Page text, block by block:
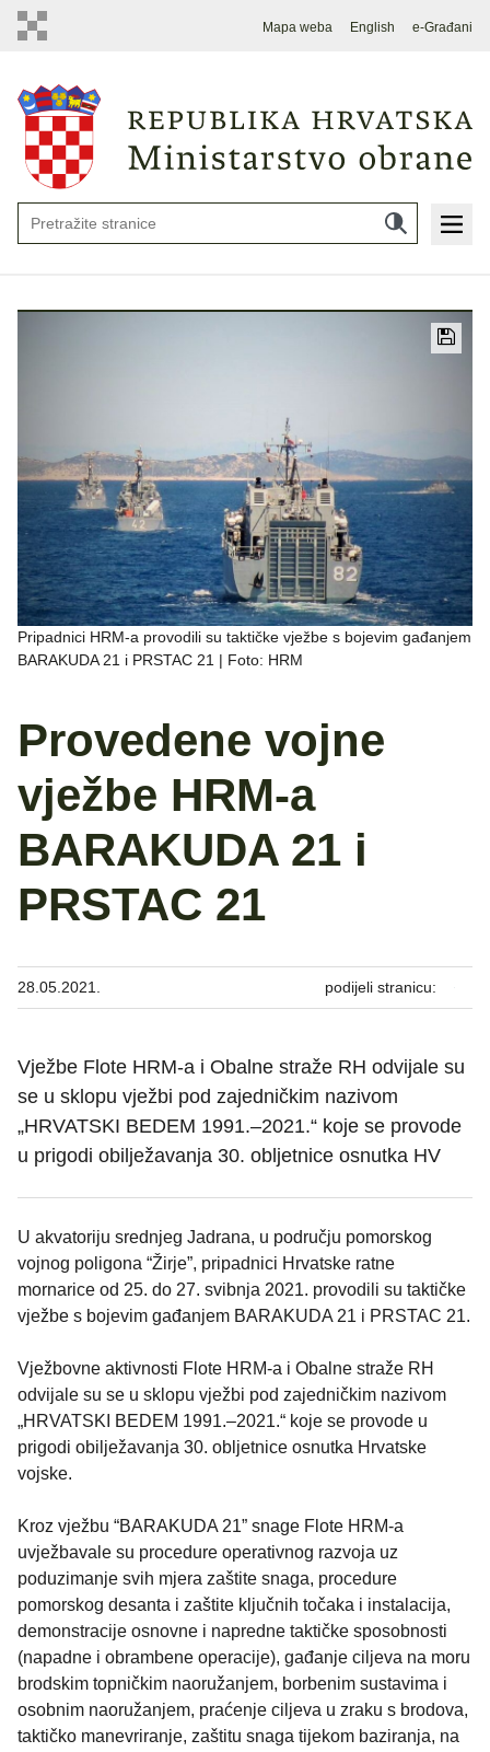
Mapa weba English e-Građani
Pripadnici HRM-a provodili su taktičke vježbe s bojevim gađanjem
BARAKUDA 21 i PRSTAC 21 | Foto: HRM
Provedene vojne
vježbe HRM-a
BARAKUDA 21 i
PRSTAC 21
28.05.2021. podijeli stranicu:
Vježbe Flote HRM-a i Obalne straže RH odvijale su
se u sklopu vježbi pod zajedničkim nazivom
„HRVATSKI BEDEM 1991.–2021.“ koje se provode
u prigodi obilježavanja 30. obljetnice osnutka HV
U akvatoriju srednjeg Jadrana, u području pomorskog
vojnog poligona “Žirje”, pripadnici Hrvatske ratne
mornarice od 25. do 27. svibnja 2021. provodili su taktičke
vježbe s bojevim gađanjem BARAKUDA 21 i PRSTAC 21.
Vježbovne aktivnosti Flote HRM-a i Obalne straže RH
odvijale su se u sklopu vježbi pod zajedničkim nazivom
„HRVATSKI BEDEM 1991.–2021.“ koje se provode u
prigodi obilježavanja 30. obljetnice osnutka Hrvatske
vojske.
Kroz vježbu “BARAKUDA 21” snage Flote HRM-a
uvježbavale su procedure operativnog razvoja uz
poduzimanje svih mjera zaštite snaga, procedure
pomorskog desanta i zaštite ključnih točaka i instalacija,
demonstracije osnovne i napredne taktičke sposobnosti
(napadne i obrambene operacije), gađanje ciljeva na moru
brodskim topničkim naoružanjem, borbenim sustavima i
osobnim naoružanjem, praćenje ciljeva u zraku s brodova,
taktičko manevriranje, zaštitu snaga tijekom baziranja, na